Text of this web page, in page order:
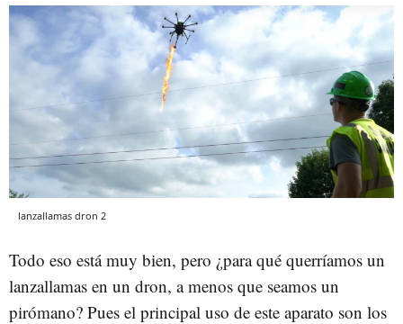
lanzallamas dron 2
Todo eso está muy bien, pero ¿para qué querríamos un
lanzallamas en un dron, a menos que seamos un
pirómano? Pues el principal uso de este aparato son los